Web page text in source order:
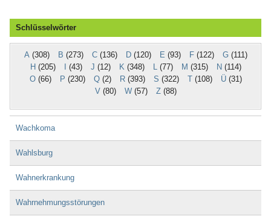
Schlüsselwörter
A(308) B (273) C(136) D(120) E (93) F(122) G(111)
H (205) (43) J (12) K(348) L(77) M (315) N (114)
O(66) P (230) Q(2) R(393) S (322) T(108) Ü(31)
V(80) W(57) Z(88)
Wachkoma
Wahlsburg
Wahnerkrankung
Wahrnehmungsstörungen